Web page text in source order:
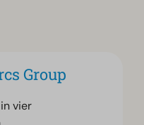
Group
vier